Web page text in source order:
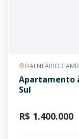
BALNEÁRIO
Apartamento
Sul
R$ 1.400.000